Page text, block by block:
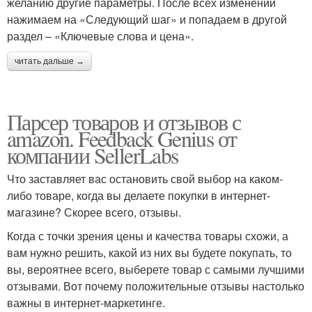
нажимаем на «Следующий шаг» и попадаем в другой
раздел – «Ключевые слова и цена».
читать дальше →
Парсер товаров и отзывов с
amazon. Feedback Genius от
компании SellerLabs
Что заставляет вас остановить свой выбор на каком-
либо товаре, когда вы делаете покупки в интернет-
магазине? Скорее всего, отзывы.
Когда с точки зрения цены и качества товары схожи, а
вам нужно решить, какой из них вы будете покупать, то
вы, вероятнее всего, выберете товар с самыми лучшими
отзывами. Вот почему положительные отзывы настолько
важны в интернет-маркетинге.